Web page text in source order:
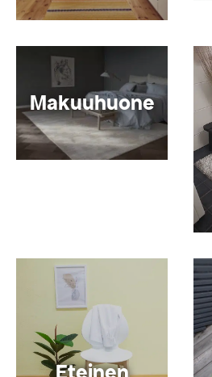
Makuuhuone
Eteinen